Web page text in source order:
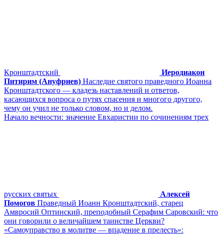
Кронштадтский
Иеродиакон
Питирим (Ануфриев) Наследие святого праведного Иоанна
Кронштадтского — кладезь наставлений и ответов,
касающихся вопроса о путях спасения и многого другого,
чему он учил не только словом, но и делом.
Начало вечности: значение Евхаристии по сочинениям трех
русских святых
Алексей
Помогов Праведный Иоанн Кронштадтский, старец
Амвросий Оптинский, преподобный Серафим Саровский: что
они говорили о величайшем таинстве Церкви?
«Самоуправство в молитве ― впадение в прелесть»: